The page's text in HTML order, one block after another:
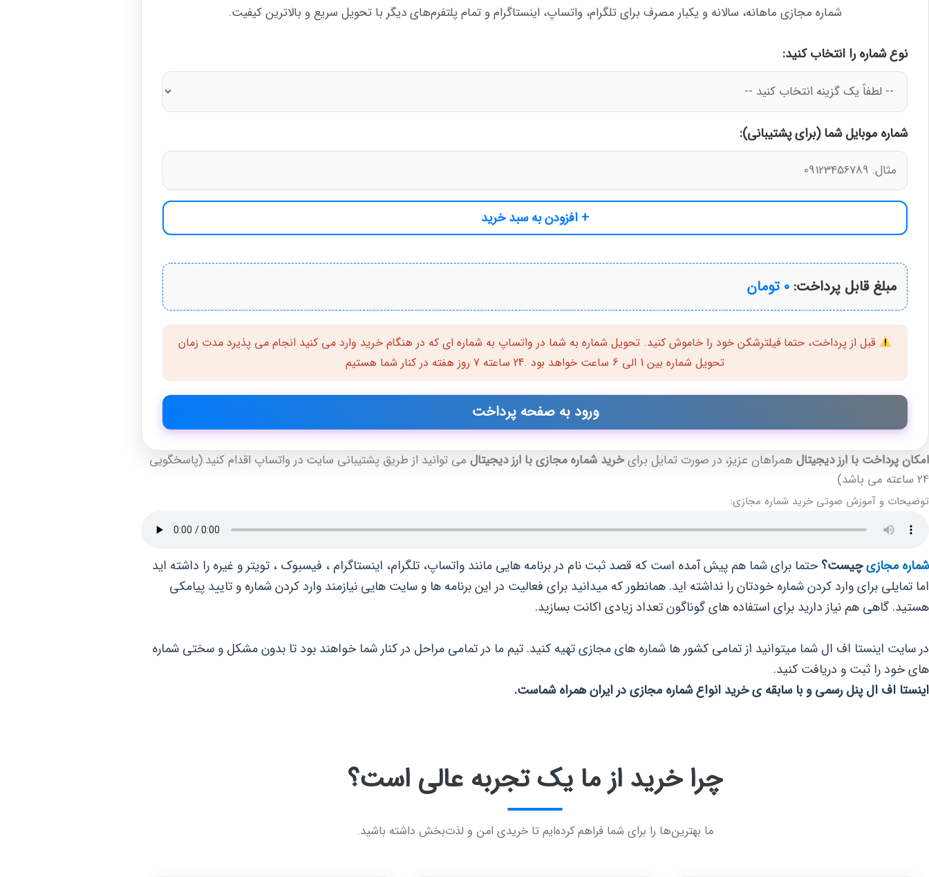
شماره مجازی ماهانه، سالانه و یکبار مصرف برای تلگرام، واتساپ، اینستاگرام و تمام پلتفرم‌های دیگر با تحویل سریع و بالاترین کیفیت.
نوع شماره را انتخاب کنید:
شماره موبایل شما (برای پشتیبانی):
+ افزودن به سبد خرید
مبلغ قابل پرداخت: 0 تومان
قبل از پرداخت، حتما فیلترشکن خود را خاموش کنید. تحویل شماره به شما در واتساپ به شماره ای که در هنگام خرید وارد می کنید انجام می پذیرد مدت زمان
تحویل شماره بین 1 الی 6 ساعت خواهد بود .24 ساعته 7 روز هفته در کنار شما هستیم
امکان پرداخت با ارز دیجیتال همراهان عزیز، در صورت تمایل برایخرید شماره مجازی با ارز دیجیتال می توانید از طریق پشتیبانی سایت در واتساپ اقدام کنید.(پاسخگویی
24 ساعته می باشد)
توضیحات و آموزش صوتی خرید شماره مجازی:
شماره مجازیچیست؟حتما برای شما هم پیش آمده است که قصد ثبت نام در برنامه هایی مانند واتساپ، تلگرام، اینستاگرام ، فیسبوک ، تویتر و غیره را داشته اید
اما تمایلی برای وارد کردن شماره خودتان را نداشته اید. همانطور که میدانید برای فعالیت در این برنامه ها و سایت هایی نیازمند وارد کردن شماره و تایید پیامکی
هستید. گاهی هم نیاز دارید برای استفاده های گوناگون تعداد زیادی اکانت بسازید.
در سایت اینستا اف ال شما میتوانید از تمامی کشور ها شماره های مجازی تهیه کنید. تیم ما در تمامی مراحل در کنار شما خواهند بود تا بدون مشکل و سختی شماره
های خود را ثبت و دریافت کنید.
اینستا اف ال پنل رسمی و با سابقه ی خرید انواع شماره مجازی در ایران همراه شماست.
چرا خرید از ما یک تجربه عالی است؟
ما بهترین‌ها را برای شما فراهم کرده‌ایم تا خریدی امن و لذت‌بخش داشته باشید.